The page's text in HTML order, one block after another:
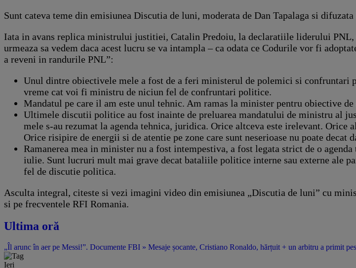
Sunt cateva teme din emisiunea Discutia de luni, moderata de Dan Tapalaga si
Iata in avans replica ministrului justitiei, Catalin Predoiu, la declaratiile liderului PNL,
urmeaza sa vedem daca acest lucru se va intampla – ca odata ce Codurile vor fi
a reveni in randurile PNL”:
Unul dintre obiectivele mele a fost de a feri ministerul de polemici si
vreme cat voi fi ministru de niciun fel de confruntari politice.
Mandatul pe care il am este unul tehnic. Am ramas la minister pentru obiective
Ultimele discutii politice au fost inainte de preluarea mandatului de ministru al
mele s-au rezumat la agenda tehnica, juridica. Orice altceva este irelevant.
Orice risipire de energii si de atentie pe zone care sunt neserioase nu poate decat
Ramanerea mea in minister nu a fost intempestiva, a fost legata strict de o
iulie. Sunt lucruri mult mai grave decat bataliile politice interne sau externe ale
fel de discutie politica.
Asculta integral, citeste si vezi imagini video din emisiunea „Discutia de luni” cu
si pe frecventele RFI Romania.
Ultima oră
„Îl arunc în aer pe Messi!”. Documente FBI » Mesaje șocante, Cristiano Ronaldo, hărțuit + un arbitru a primit
Ieri